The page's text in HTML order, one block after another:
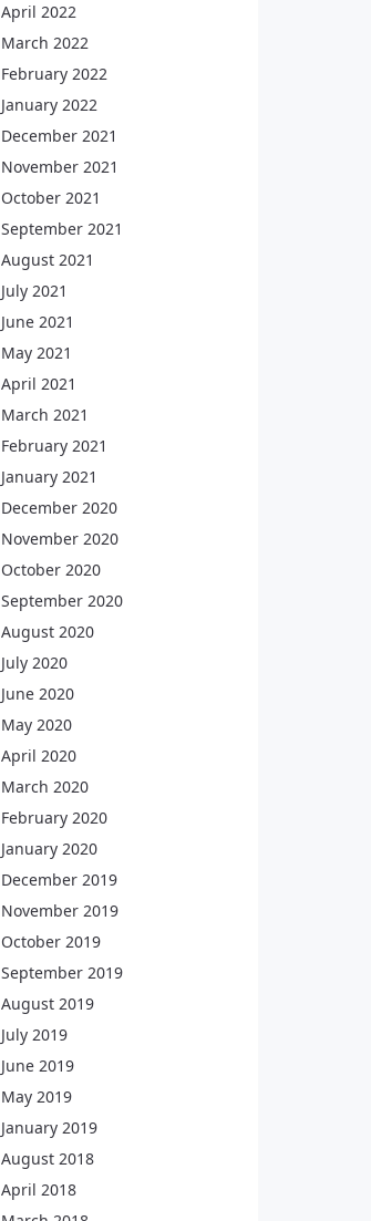
April 2022
March 2022
February 2022
January 2022
December 2021
November 2021
October 2021
September 2021
August 2021
July 2021
June 2021
May 2021
April 2021
March 2021
February 2021
January 2021
December 2020
November 2020
October 2020
September 2020
August 2020
July 2020
June 2020
May 2020
April 2020
March 2020
February 2020
January 2020
December 2019
November 2019
October 2019
September 2019
August 2019
July 2019
June 2019
May 2019
January 2019
August 2018
April 2018